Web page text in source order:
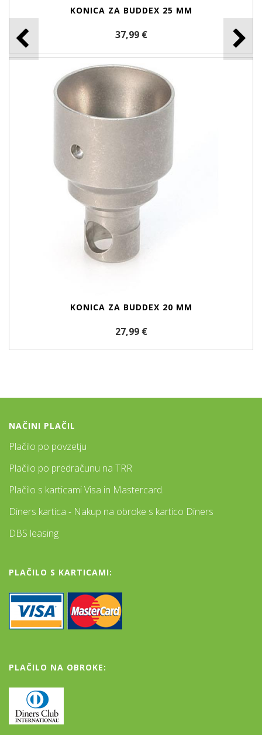
KONICA ZA BUDDEX 25 MM
37,99 €
KONICA ZA BUDDEX 20 MM
27,99 €
NAČINI PLAČIL
Plačilo po povzetju
Plačilo po predračunu na TRR
Plačilo s karticami Visa in Mastercard.
Diners kartica - Nakup na obroke s kartico Diners
DBS leasing
PLAČILO S KARTICAMI:
PLAČILO NA OBROKE: